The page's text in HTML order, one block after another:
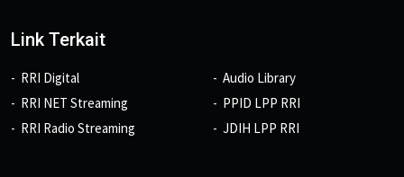
Link Terkait
RRI Digital
RRI NET Streaming
RRI Radio Streaming
Audio Library
PPID LPP RRI
JDIH LPP RRI